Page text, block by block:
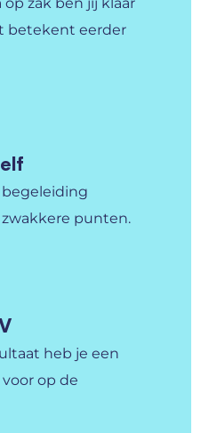
betekent eerder
punten.
heb je een
op de